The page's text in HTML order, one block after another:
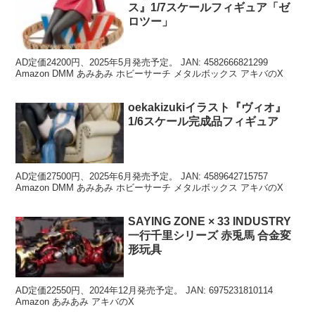
ス』1/7スケールフィギュア「ゼ
ロツー」
AD定価24200円、2025年5月発売予定。 JAN: 4582666821299
Amazon DMM あみあみ ホビーサーチ メタルボックス アキバのX
oekakizukiイラスト『ヴィオ』
1/6スケール完成品フィギュア
AD定価27500円、2025年6月発売予定。 JAN: 4589642715757
Amazon DMM あみあみ ホビーサーチ メタルボックス アキバのX
SAYING ZONE × 33 INDUSTRY
一行千里シリーズ 赤兎馬 合金変
形玩具
AD定価22550円、2024年12月発売予定。 JAN: 6975231810114
Amazon あみあみ アキバのX